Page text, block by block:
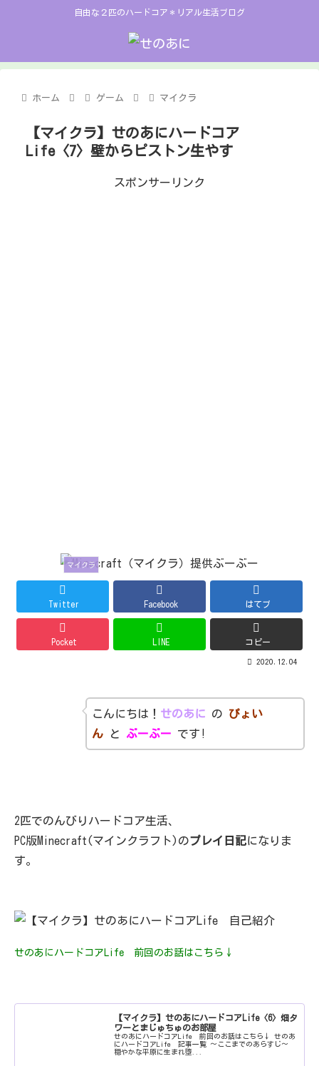
自由な２匹のハードコア＊リアル生活ブログ
ホーム ゲーム マイクラ
【マイクラ】せのあにハードコア
Life〈7〉壁からピストン生やす
スポンサーリンク
マイクラ
Twitter Facebook はてブ
Pocket LINE コピー
2020.12.04
こんにちは！ せのあに の ぴょい
ん
と ぶーぶー です!
2匹でのんびりハードコア生活、
PC版Minecraft(マインクラフト)のプレイ日記になりま
す。
せのあにハードコアLife 前回のお話はこちら↓
【マイクラ】せのあにハードコアLife〈6〉畑タ
ワーとまじゅちゅのお部屋
せのあにハードコアLife 前回のお話はこちら↓ せのあ
にハードコアLife 記事一覧 ～ここまでのあらすじ～
穏やかな平原に生まれ堕...